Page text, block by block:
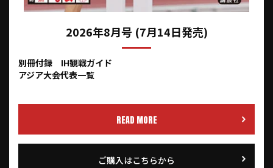
2026年8月号 (7月14日発売)
別冊付録 IH観戦ガイド
アジア大会代表一覧
READ MORE
ご購入はこちらから